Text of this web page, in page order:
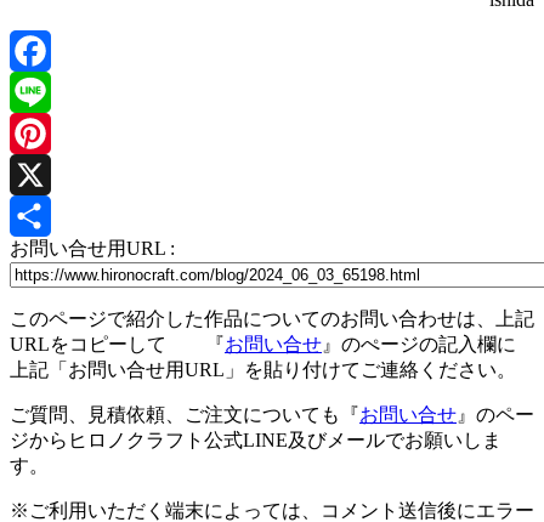
Facebook
Line
Pinterest
X
共
お問い合せ用URL :
このページで紹介した作品についてのお問い合わせは、上記
URLをコピーして 『お問い合せ 』のぺージの記入欄に
上記「お問い合せ用URL」を貼り付けてご連絡ください。
ご質問、見積依頼、ご注文についても『お問い合せ 』のペー
ジからヒロノクラフト公式LINE及びメールでお願いしま
す。
※ご利用いただく端末によっては、コメント送信後にエラー